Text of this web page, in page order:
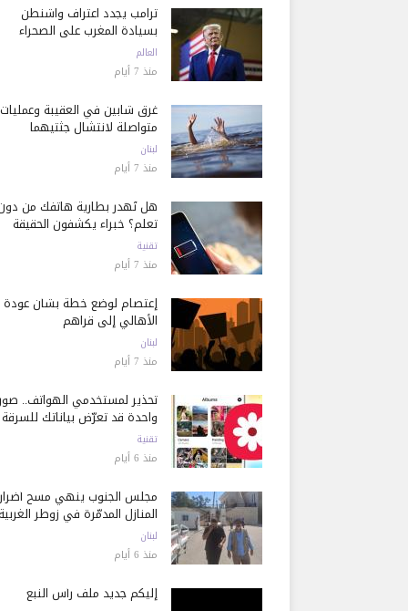
ترامب يجدد اعتراف واشنطن
بسيادة المغرب على الصحراء
العالم
منذ 7 أيام
غرق شابين في العقيبة وعمليات
متواصلة لانتشال جثتيهما
لبنان
منذ 7 أيام
هل تُهدر بطارية هاتفك من
تعلم؟ خبراء يكشفون الحقيقة
تقنية
منذ 7 أيام
إعتصام لوضع خطة بشأن عودة
الأهالي إلى قراهم
لبنان
منذ 7 أيام
تحذير لمستخدمي الهواتف..
واحدة قد تعرّض بياناتك للسرقة
تقنية
منذ 6 أيام
مجلس الجنوب ينهي مسح أضرار
المنازل المدمّرة في زوطر الغربية
لبنان
منذ 6 أيام
إليكم جديد ملف رأس النبع